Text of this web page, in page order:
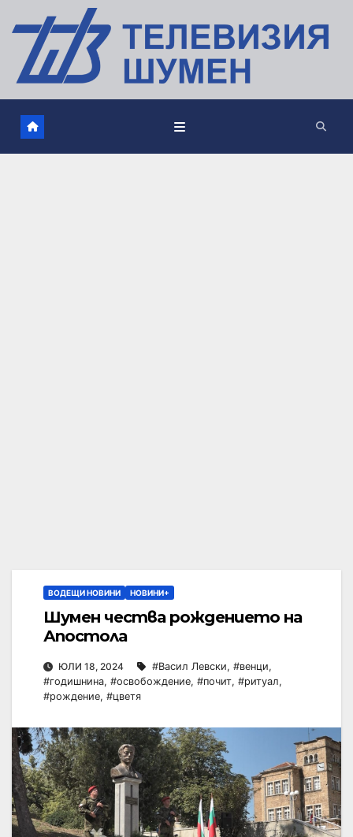
ВОДЕЩИ НОВИНИ НОВИНИ+
Шумен чества рождението на
Апостола
ЮЛИ 18, 2024 #Васил Левски, #венци,
#годишнина, #освобождение, #почит, #ритуал,
#рождение, #цветя